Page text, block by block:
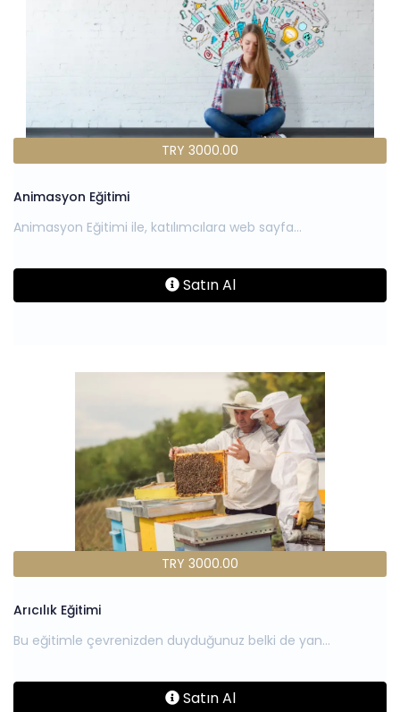
TRY 3000.00
Animasyon Eğitimi
Satın Al
TRY 3000.00
Arıcılık Eğitimi
Satın Al